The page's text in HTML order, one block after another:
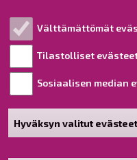
Välttämättömät
Tilastolliset
Sosiaalisen median
Hyväksyn valitut evästeet